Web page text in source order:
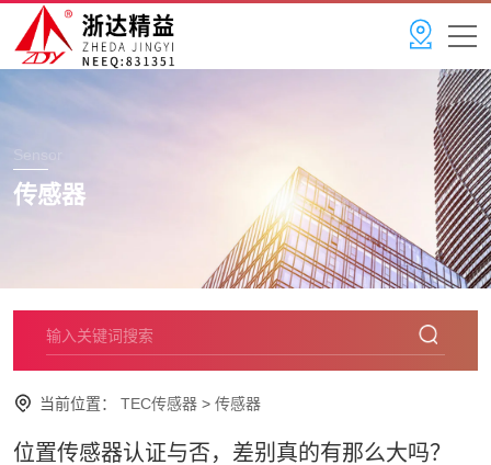
Sensor
传感器
当前位置： TEC传感器 > 传感器
位置传感器认证与否，差别真的有那么大吗？